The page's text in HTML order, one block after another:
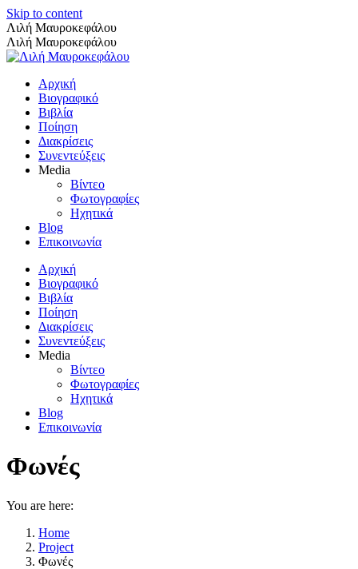
Skip to content
Λιλή Μαυροκεφάλου
Λιλή Μαυροκεφάλου
Αρχική
Βιογραφικό
Βιβλία
Ποίηση
Διακρίσεις
Συνεντεύξεις
Media
Βίντεο
Φωτογραφίες
Ηχητικά
Blog
Επικοινωνία
Αρχική
Βιογραφικό
Βιβλία
Ποίηση
Διακρίσεις
Συνεντεύξεις
Media
Βίντεο
Φωτογραφίες
Ηχητικά
Blog
Επικοινωνία
Φωνές
You are here:
Home
Project
Φωνές